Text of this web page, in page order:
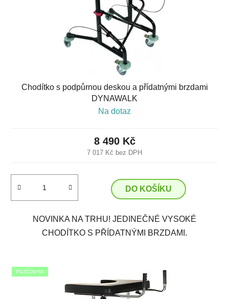
Chodítko s podpůrnou deskou a přídatnými brzdami
DYNAWALK
Na dotaz
7 017 Kč bez DPH
8 490 Kč
DO KOŠÍKU
NOVINKA NA TRHU! JEDINEČNÉ VYSOKÉ
CHODÍTKO S PŘÍDATNÝMI BRZDAMI.
PŮJČOVNA